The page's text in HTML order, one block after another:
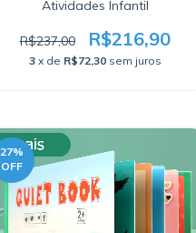
Atividades Infantil
R$237,00 R$216,90
3 x de R$72,30 sem juros
27%
OFF